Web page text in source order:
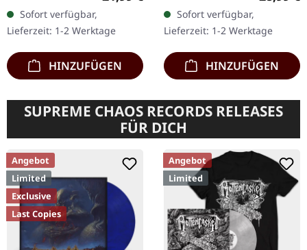
Vinyl Gatefold Sleeve inkl.
Insert & Download Card
Das neueste Werk…
Sofort verfügbar,
Lieferzeit: 1-2 Werktage
HINZUFÜGEN
FDR-Version im Gatefold-
Cover. 'Warmaster' steht
als monumentales…
Sofort verfügbar,
Lieferzeit: 1-2 Werktage
HINZUFÜGEN
SUPREME CHAOS RECORDS RELEASES
FÜR DICH
Angebot
Limited
Exclusive
Last Copies
Angebot
Limited